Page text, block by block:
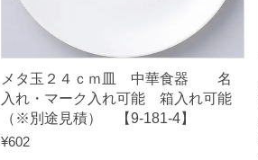
※
別
途
メタ玉２４ｃｍ皿 中華食器 名
入れ・マーク入れ可能 箱入れ可能
（※別途見積） 【9-181-4】
¥602